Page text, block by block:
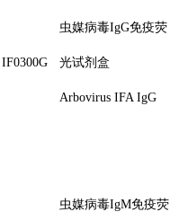
IF0300G
虫媒病毒IgG免疫荧
光试剂盒
Arbovirus IFA IgG
虫媒病毒IgM免疫荧